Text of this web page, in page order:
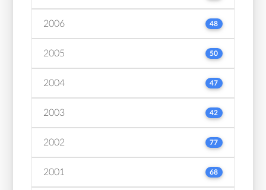
2006 48
2005 50
2004 47
2003 42
2002 77
2001 68